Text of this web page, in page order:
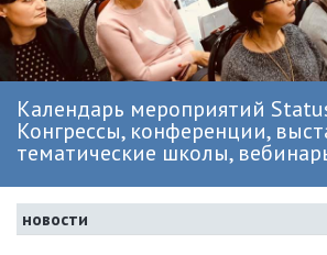
Календарь мероприятий
Конгрессы, конференции,
тематические школы,
новости